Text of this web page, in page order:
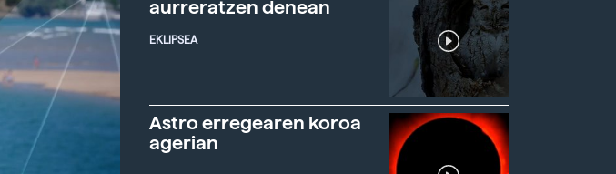
aurreratzen denean
EKLIPSEA
Astro erregearen koroa
agerian